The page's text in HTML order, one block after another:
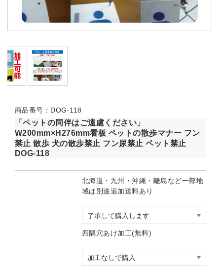
商品番号：DOG-118
「ペットの同伴はご遠慮ください」
W200mm×H276mm看板 ペットの散歩マナー フン
禁止 散歩 犬の散歩禁止 フン尿禁止 ペット禁止
DOG-118
北海道・九州・沖縄・離島など一部地
域は別途追加送料あり
四隅穴あけ加工(無料)